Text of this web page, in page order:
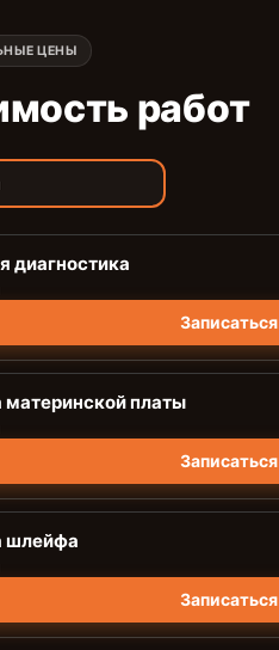
ЦЕНЫ
работ
диагностика
Записаться
материнской платы
Записаться
шлейфа
Записаться